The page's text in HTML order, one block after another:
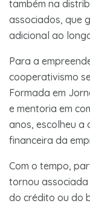
também na
associados, que
adicional ao
Para a
cooperativismo
Formada em
e mentoria em
anos, escolheu
financeira da
Com o tempo,
tornou associada
do crédito ou do